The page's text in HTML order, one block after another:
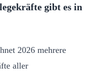
gibt es in
2026 mehrere
aller